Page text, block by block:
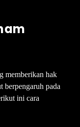
memberikan hak
berpengaruh pada
ini cara